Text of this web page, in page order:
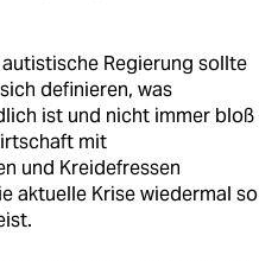
Regierung sollte
definieren, was
ist und nicht immer bloß
mit
und Kreidefressen
aktuelle Krise wiedermal so